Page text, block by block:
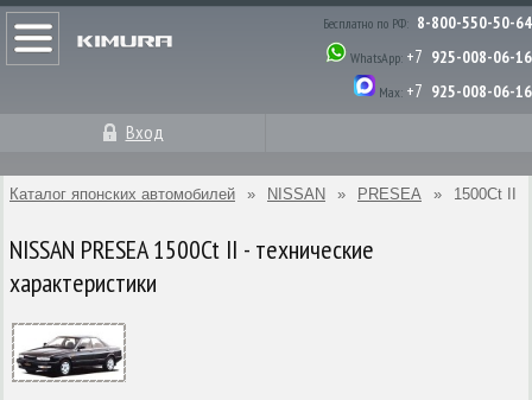
Бесплатно по РФ: 8-800-550-50-64
WhatsApp: +7 925-008-06-16
Max: +7 925-008-06-16
Вход
Каталог японских автомобилей » NISSAN » PRESEA » 1500Ct II
NISSAN PRESEA 1500Ct II - технические
характеристики